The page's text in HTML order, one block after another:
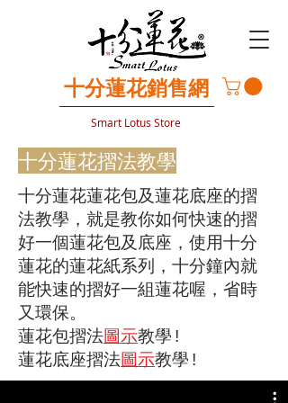
​十分蓮花銷售網
Smart Lotus Store
十分蓮花摺法教學
十分蓮花蓮花包及蓮花底座的摺
法教學，就是教你如何快速的摺
好一個蓮花包及底座，使用十分
蓮花的蓮花紙系列，十分鐘內就
能快速的摺好一組蓮花喔，省時
又環保。
蓮花包摺法圖示​教學!
蓮花底座摺法圖示​教學!